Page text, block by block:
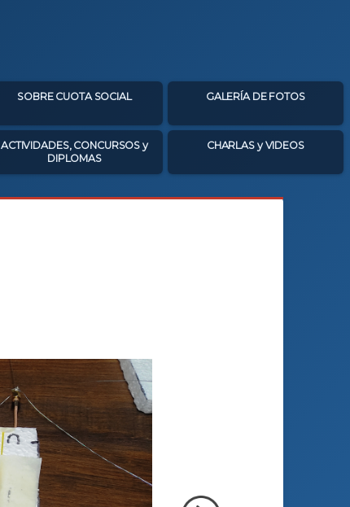
SOBRE CUOTA SOCIAL GALERÍA DE FOTOS
ACTIVIDADES, CONCURSOS y
DIPLOMAS
CHARLAS y VIDEOS